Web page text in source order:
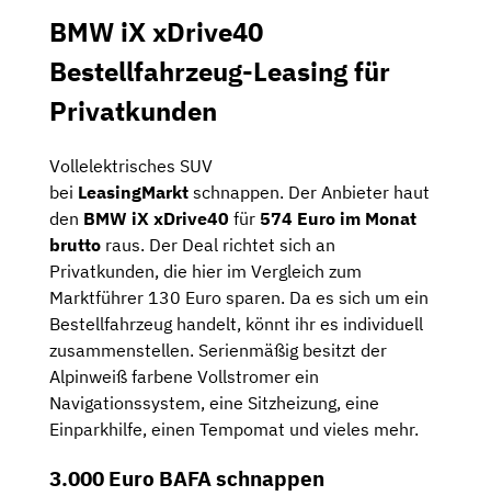
BMW iX xDrive40
Bestellfahrzeug-Leasing für
Privatkunden
Vollelektrisches SUV
bei LeasingMarkt schnappen. Der Anbieter haut
den BMW iX xDrive40 für 574 Euro im Monat
brutto raus. Der Deal richtet sich an
Privatkunden, die hier im Vergleich zum
Marktführer 130 Euro sparen. Da es sich um ein
Bestellfahrzeug handelt, könnt ihr es individuell
zusammenstellen. Serienmäßig besitzt der
Alpinweiß farbene Vollstromer ein
Navigationssystem, eine Sitzheizung, eine
Einparkhilfe, einen Tempomat und vieles mehr.
3.000 Euro BAFA schnappen